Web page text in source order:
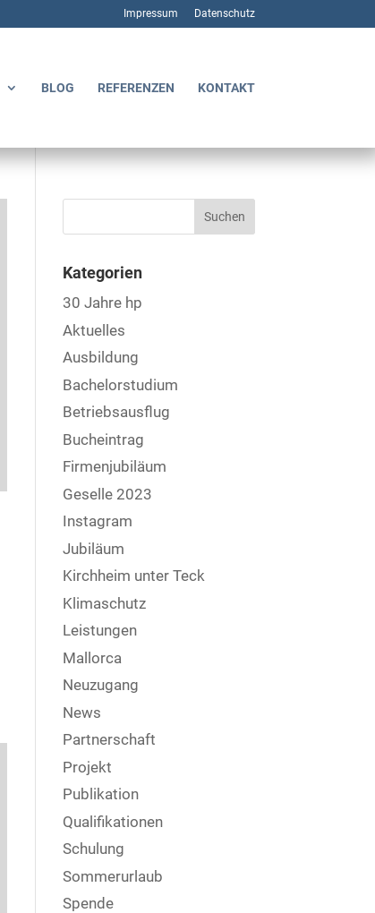
Impressum Datenschutz
BLOG REFERENZEN KONTAKT
Kategorien
30 Jahre hp
Aktuelles
Ausbildung
Bachelorstudium
Betriebsausflug
Bucheintrag
Firmenjubiläum
Geselle 2023
Instagram
Jubiläum
Kirchheim unter Teck
Klimaschutz
Leistungen
Mallorca
Neuzugang
News
Partnerschaft
Projekt
Publikation
Qualifikationen
Schulung
Sommerurlaub
Spende